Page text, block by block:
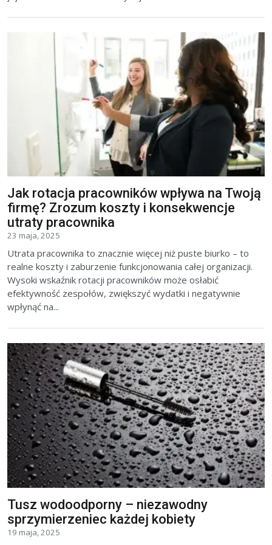
Jak rotacja pracowników wpływa na Twoją
firmę? Zrozum koszty i konsekwencje
utraty pracownika
23 maja, 2025
Utrata pracownika to znacznie więcej niż puste biurko – to
realne koszty i zaburzenie funkcjonowania całej organizacji.
Wysoki wskaźnik rotacji pracowników może osłabić
efektywność zespołów, zwiększyć wydatki i negatywnie
wpłynąć na...
Tusz wodoodporny – niezawodny
sprzymierzeniec każdej kobiety
19 maja, 2025